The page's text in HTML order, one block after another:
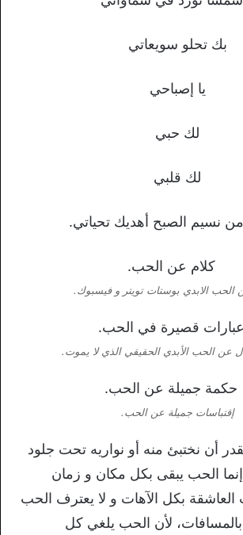
بك تحلو سويعاتي
يا إصباحي
لك حبي
لك قلبي
نسيم الصبح أهديك تحياتي.
الحب الابدي بوستات تويتر و فيسبوك.
عن الحب الأبدي الحقيقي الذي لا يموت.
إقتباسات جميلة عن الحب.
أن نختبئ منه أو نواريه تحت جلود
إنما الحب يبقى بكل مكان و زمان
بكل الآهات و لا يعترف الحب
بالمسافات، لأن الحب يلغي كل